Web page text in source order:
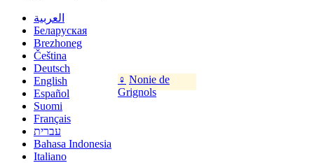
♀ Nonie de
Grignols
العربية
Беларуская
Brezhoneg
Čeština
Deutsch
English
Español
Suomi
Français
עברית
Bahasa Indonesia
Italiano